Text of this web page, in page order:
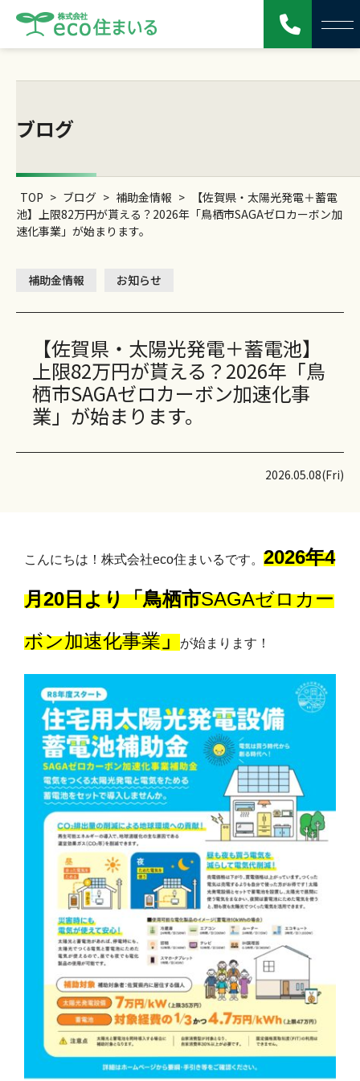
ブログ
TOP > ブログ > 補助金情報 >
【佐賀県・太陽光発電＋蓄電
池】上限82万円が貰える？2026年「鳥栖市SAGAゼロカーボン加
速化事業」が始まります。
補助金情報 お知らせ
【佐賀県・太陽光発電＋蓄電池】
上限82万円が貰える？2026年「鳥
栖市SAGAゼロカーボン加速化事
業」が始まります。
2026.05.08(Fri)
こんにちは！株式会社eco住まいるです。 2026年4
月20日より「鳥栖市SAGAゼロカー
ボン加速化事業」が始まります！